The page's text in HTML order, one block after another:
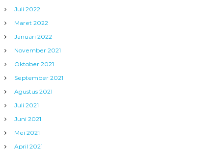
Juli 2022
Maret 2022
Januari 2022
November 2021
Oktober 2021
September 2021
Agustus 2021
Juli 2021
Juni 2021
Mei 2021
April 2021